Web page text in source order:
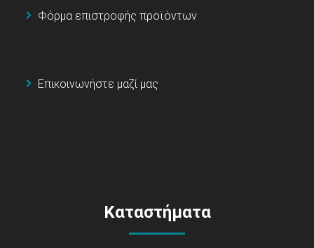
Φόρμα επιστροφής προϊόντων
Επικοινωνήστε μαζί μας
Καταστήματα